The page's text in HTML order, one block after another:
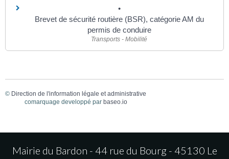
Brevet de sécurité routière (BSR), catégorie AM du
permis de conduire
Transports - Mobilité
© Direction de l'information légale et administrative
comarquage developpé par baseo.io
Mairie du Bardon - 44 rue du Bourg - 45130 Le